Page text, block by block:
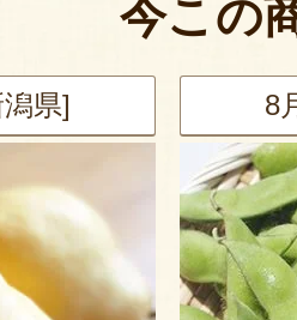
今この
県] 8